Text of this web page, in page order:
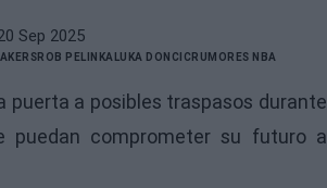
Sep 2025
ROB PELINKALUKA DONCICRUMORES NBA
puerta a posibles traspasos durante
puedan comprometer su futuro a